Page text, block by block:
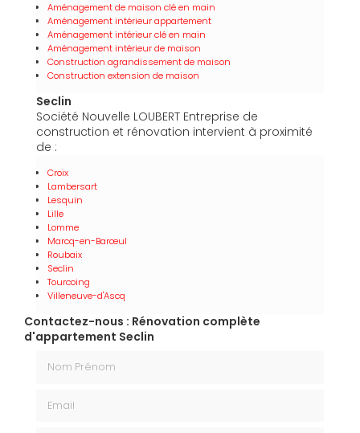
Aménagement de maison clé en main
Aménagement intérieur appartement
Aménagement intérieur clé en main
Aménagement intérieur de maison
Construction agrandissement de maison
Construction extension de maison
Seclin
Société Nouvelle LOUBERT Entreprise de
construction et rénovation intervient à proximité
de :
Croix
Lambersart
Lesquin
Lille
Lomme
Marcq-en-Barœul
Roubaix
Seclin
Tourcoing
Villeneuve-d'Ascq
Contactez-nous : Rénovation complète
d'appartement Seclin